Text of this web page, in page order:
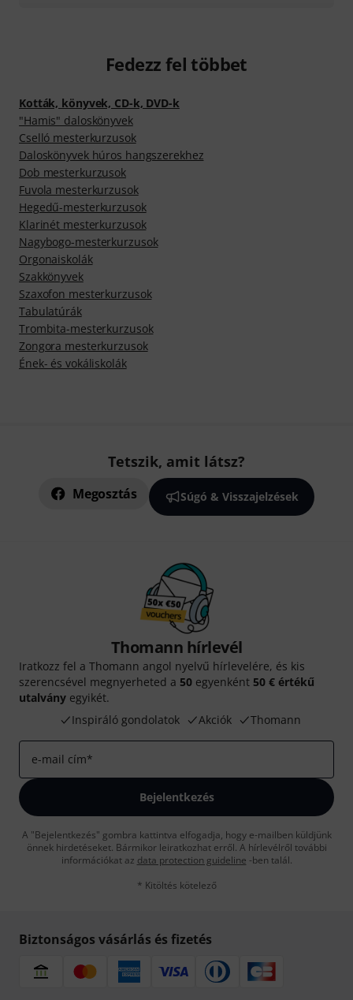
Fedezz fel többet
Kották, könyvek, CD-k, DVD-k
"Hamis" daloskönyvek
Cselló mesterkurzusok
Daloskönyvek húros hangszerekhez
Dob mesterkurzusok
Fuvola mesterkurzusok
Hegedű-mesterkurzusok
Klarinét mesterkurzusok
Nagybogo-mesterkurzusok
Orgonaiskolák
Szakkönyvek
Szaxofon mesterkurzusok
Tabulatúrák
Trombita-mesterkurzusok
Zongora mesterkurzusok
Ének- és vokáliskolák
Tetszik, amit látsz?
Megosztás Súgó & Visszajelzések
Thomann hírlevél
Iratkozz fel a Thomann angol nyelvű hírlevelére, és kis
szerencsével megnyerheted a 50 egyenként 50 € értékű
utalvány egyikét.
Inspiráló gondolatok
Akciók Thomann
e-mail cím*
Bejelentkezés
A "Bejelentkezés" gombra kattintva elfogadja, hogy e-mailben küldjünk
önnek hirdetéseket. Bármikor leiratkozhat erről. A hírlevélről további
információkat az data protection guideline -ben talál.
* Kitöltés kötelező
Biztonságos vásárlás és fizetés